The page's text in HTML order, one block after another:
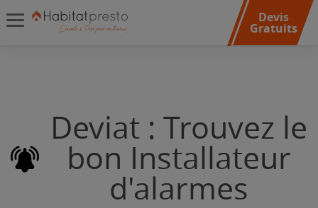
Devis
Gratuits
Deviat : Trouvez le
bon Installateur
d'alarmes